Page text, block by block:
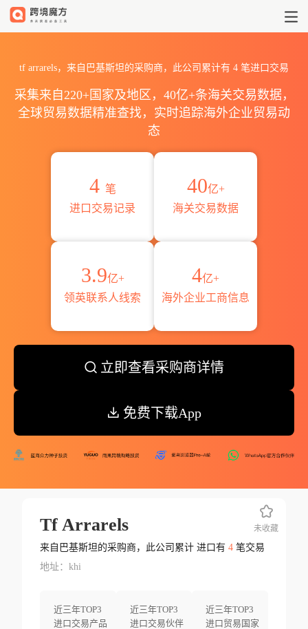
tf arrarels，来自巴基斯坦的采购商，此公司累计有 4 笔进口交易
采集来自220+国家及地区，40亿+条海关交易数据，
全球贸易数据精准查找，实时追踪海外企业贸易动
态
4 笔
进口交易记录
40亿+
海关交易数据
3.9亿+
领英联系人线索
4亿+
海外企业工商信息
立即查看采购商详情
免费下载App
Tf Arrarels
来自巴基斯坦的采购商，此公司累计 进口有 4笔交易
地址：khi
近三年TOP3
进口交易产品
近三年TOP3
进口交易伙伴
近三年TOP3
进口贸易国家
未收藏